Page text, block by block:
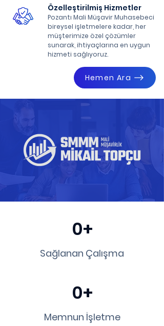
Özelleştirilmiş Hizmetler
Pozantı Mali Müşavir Muhasebeci
bireysel işletmelere kadar, her
müşterimize özel çözümler
sunarak, ihtiyaçlarına en uygun
hizmeti sağlıyoruz.
Hemen Ara
0+
Sağlanan Çalışma
0+
Memnun İşletme